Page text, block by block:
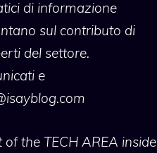
di informazione
sul contributo di
del settore.
e
of the TECH AREA inside